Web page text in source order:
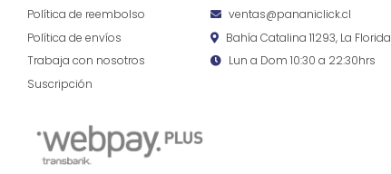
Política de reembolso
Política de envíos
Trabaja con nosotros
Suscripción
ventas@pananiclick.cl
Bahía Catalina 11293, La Florida
Lun a Dom 10:30 a 22:30hrs